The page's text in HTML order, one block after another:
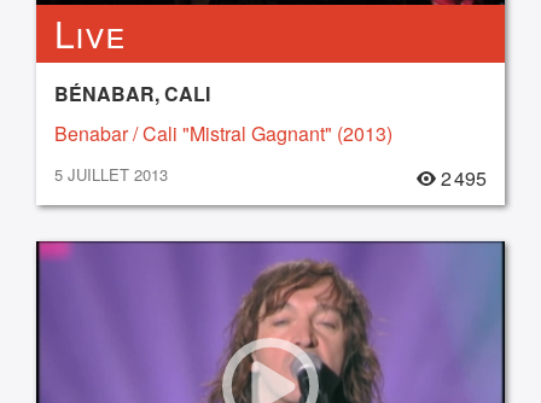
Live
BÉNABAR, CALI
Benabar / Cali "Mistral Gagnant" (2013)
5 JUILLET 2013 2 495